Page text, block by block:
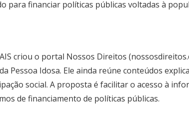
para financiar políticas públicas voltadas à
criou o portal Nossos Direitos
Pessoa Idosa. Ele ainda reúne conteúdos
social. A proposta é facilitar o acesso à
de financiamento de políticas públicas.